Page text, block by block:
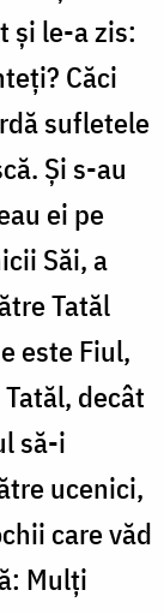
şi le-a zis:
Căci
sufletele
Şi s-au
ei pe
Săi, a
Tatăl
este Fiul,
decât
să-i
ucenici,
care văd
Mulţi